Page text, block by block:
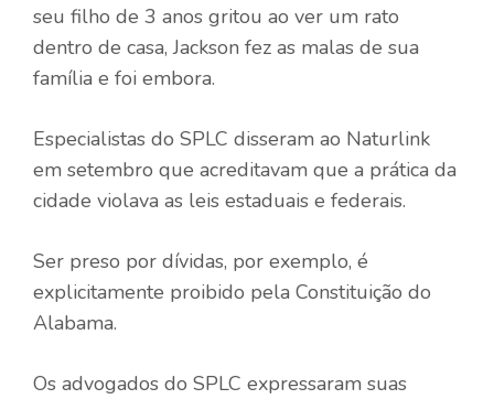
seu filho de 3 anos gritou ao ver um rato
dentro de casa, Jackson fez as malas de sua
família e foi embora.
Especialistas do SPLC disseram ao Naturlink
em setembro que acreditavam que a prática da
cidade violava as leis estaduais e federais.
Ser preso por dívidas, por exemplo, é
explicitamente proibido pela Constituição do
Alabama.
Os advogados do SPLC expressaram suas